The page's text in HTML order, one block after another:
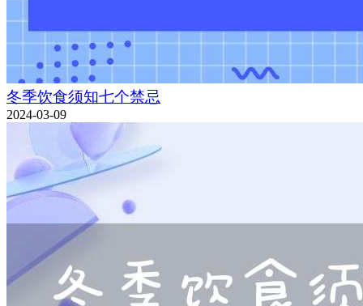
冬季饮食须知七个禁忌
2024-03-09